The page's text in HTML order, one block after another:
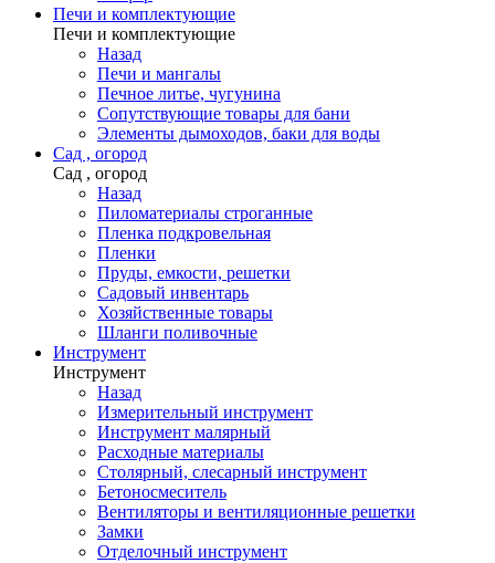
Печи и комплектующие
Печи и комплектующие
Назад
Печи и мангалы
Печное литье, чугунина
Сопутствующие товары для бани
Элементы дымоходов, баки для воды
Сад , огород
Сад , огород
Назад
Пиломатериалы строганные
Пленка подкровельная
Пленки
Пруды, емкости, решетки
Садовый инвентарь
Хозяйственные товары
Шланги поливочные
Инструмент
Инструмент
Назад
Измерительный инструмент
Инструмент малярный
Расходные материалы
Столярный, слесарный инструмент
Бетоносмеситель
Вентиляторы и вентиляционные решетки
Замки
Отделочный инструмент